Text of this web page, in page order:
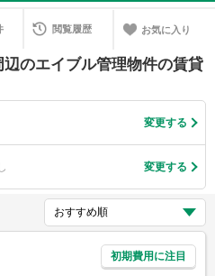
閲覧履歴 お気に入り
のエイブル管理物件の賃貸
変更する
変更する
初期費用に注目